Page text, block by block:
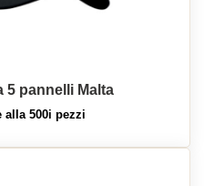
5 pannelli Malta
alla 500i pezzi